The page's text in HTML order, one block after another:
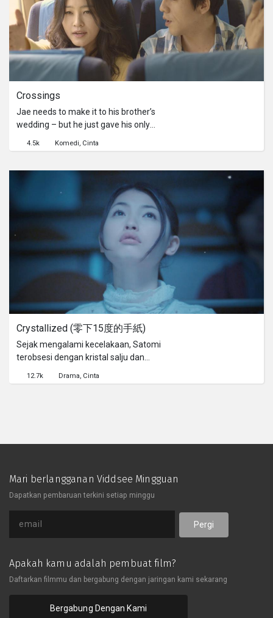
their business. The loss of a proper
physical shop had changed their lives
but not their optimistic attitudes.新加
坡，一個亞洲與國際的金融樞紐。快速
成長的高樓繁華為國家人民製造了無數
的財富。然而，這也讓他們必須承受另
一種的失去。早期在城中進行生意的他
們更被迫遷至路旁或後巷以繼續他們的
養活他們的生計。失去的店鋪或許真的
改變了他們的生活，但卻不曾抹滅他們
Crossings
Jae needs to make it to his brother’s
wedding – but he just gave his only
Who will make it to their final
將自己手中唯一的車票送給了意味美麗
的女背包客。而誰才能到底自己想要的
4.5k Komedi Cinta
Crystallized (零下15度的手紙)
Sejak mengalami kecelakaan, Satomi
terobsesi dengan kristal salju dan
agar kekasihnya segera sembuh dari
12.7k Drama Cinta
Mari berlangganan Viddsee Mingguan
Dapatkan pembaruan terkini setiap minggu
Pergi
Apakah kamu adalah pembuat film?
Daftarkan filmmu dan bergabung dengan jaringan kami sekarang
Bergabung Dengan Kami